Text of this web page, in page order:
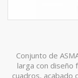
Conjunto de
larga con diseño
cuadros, acabado